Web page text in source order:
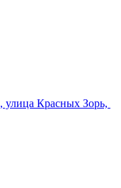
улица Красных Зорь,